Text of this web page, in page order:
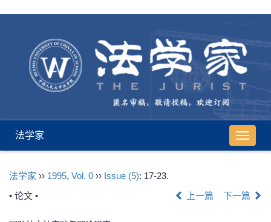
导
航
法学家
法学家 ›› 1995, Vol. 0 ›› Issue (5): 17-23.
• 论文 •
上一篇 下一篇